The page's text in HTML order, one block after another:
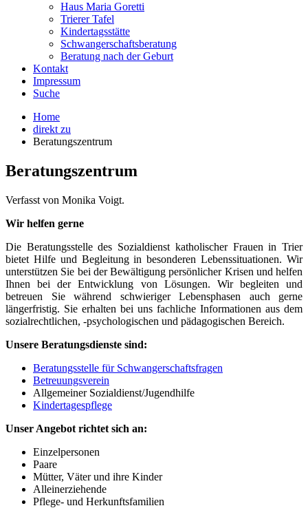
Haus Maria Goretti
Trierer Tafel
Kindertagsstätte
Schwangerschaftsberatung
Beratung nach der Geburt
Kontakt
Impressum
Suche
Home
direkt zu
Beratungszentrum
Beratungszentrum
Verfasst von Monika Voigt.
Wir helfen gerne
Die Beratungsstelle des Sozialdienst katholischer Frauen in Trier
bietet Hilfe und Begleitung in besonderen Lebenssituationen. Wir
unterstützen Sie bei der Bewältigung persönlicher Krisen und helfen
Ihnen bei der Entwicklung von Lösungen. Wir begleiten und
betreuen Sie während schwieriger Lebensphasen auch gerne
längerfristig. Sie erhalten bei uns fachliche Informationen aus dem
sozialrechtlichen, -psychologischen und pädagogischen Bereich.
Unsere Beratungsdienste sind:
Beratungsstelle für Schwangerschaftsfragen
Betreuungsverein
Allgemeiner Sozialdienst/Jugendhilfe
Kindertagespflege
Unser Angebot richtet sich an:
Einzelpersonen
Paare
Mütter, Väter und ihre Kinder
Alleinerziehende
Pflege- und Herkunftsfamilien